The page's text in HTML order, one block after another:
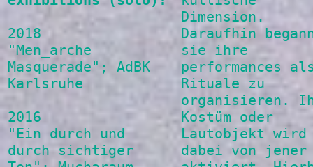
2018
"Men_arche
Masquerade"; AdBK
Karlsruhe
2016
"Ein durch und
durch sichtiger
Dimension.
Daraufhin
sie ihre
performances
Rituale zu
organisieren.
Kostüm oder
Lautobjekt wird
dabei von jener